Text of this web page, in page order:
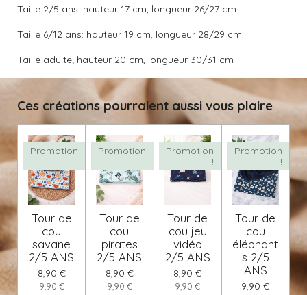
Taille 2/5 ans: hauteur 17 cm, longueur 26/27 cm
Taille 6/12 ans: hauteur 19 cm, longueur 28/29 cm
Taille adulte; hauteur 20 cm, longueur 30/31 cm
Ces créations pourraient aussi vous plaire
Promotion
!
Tour de
cou
savane
2/5 ANS
8,90 €
9,90 €
Promotion
!
Tour de
cou
pirates
2/5 ANS
8,90 €
9,90 €
Promotion
!
Tour de
cou jeu
vidéo
2/5 ANS
8,90 €
9,90 €
Promotion
!
Tour de
cou
éléphant
s 2/5
ANS
9,90 €